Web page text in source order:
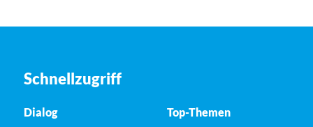
Schnellzugriff
Dialog
Top-Themen